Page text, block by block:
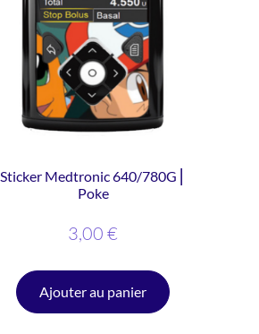
Sticker Medtronic 640/780G ⎜
Poke
3,00 €
Ajouter au panier